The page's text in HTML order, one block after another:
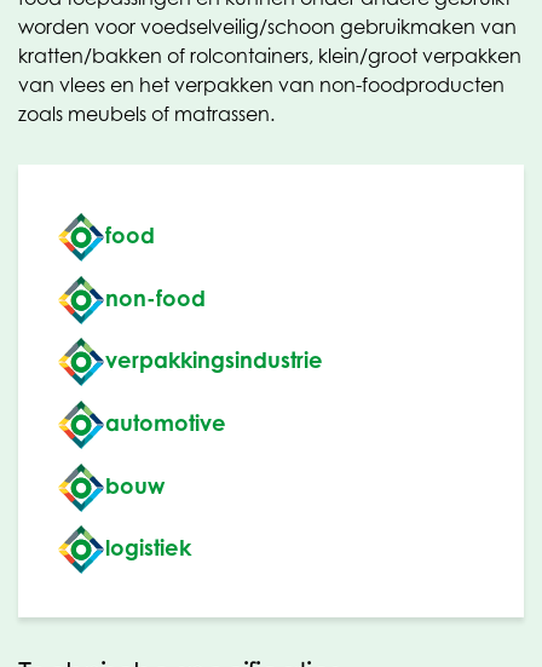
worden voor voedselveilig/schoon gebruikmaken van
kratten/bakken of rolcontainers, klein/groot verpakken
van vlees en het verpakken van non-foodproducten
zoals meubels of matrassen.
food
non-food
verpakkingsindustrie
automotive
bouw
logistiek